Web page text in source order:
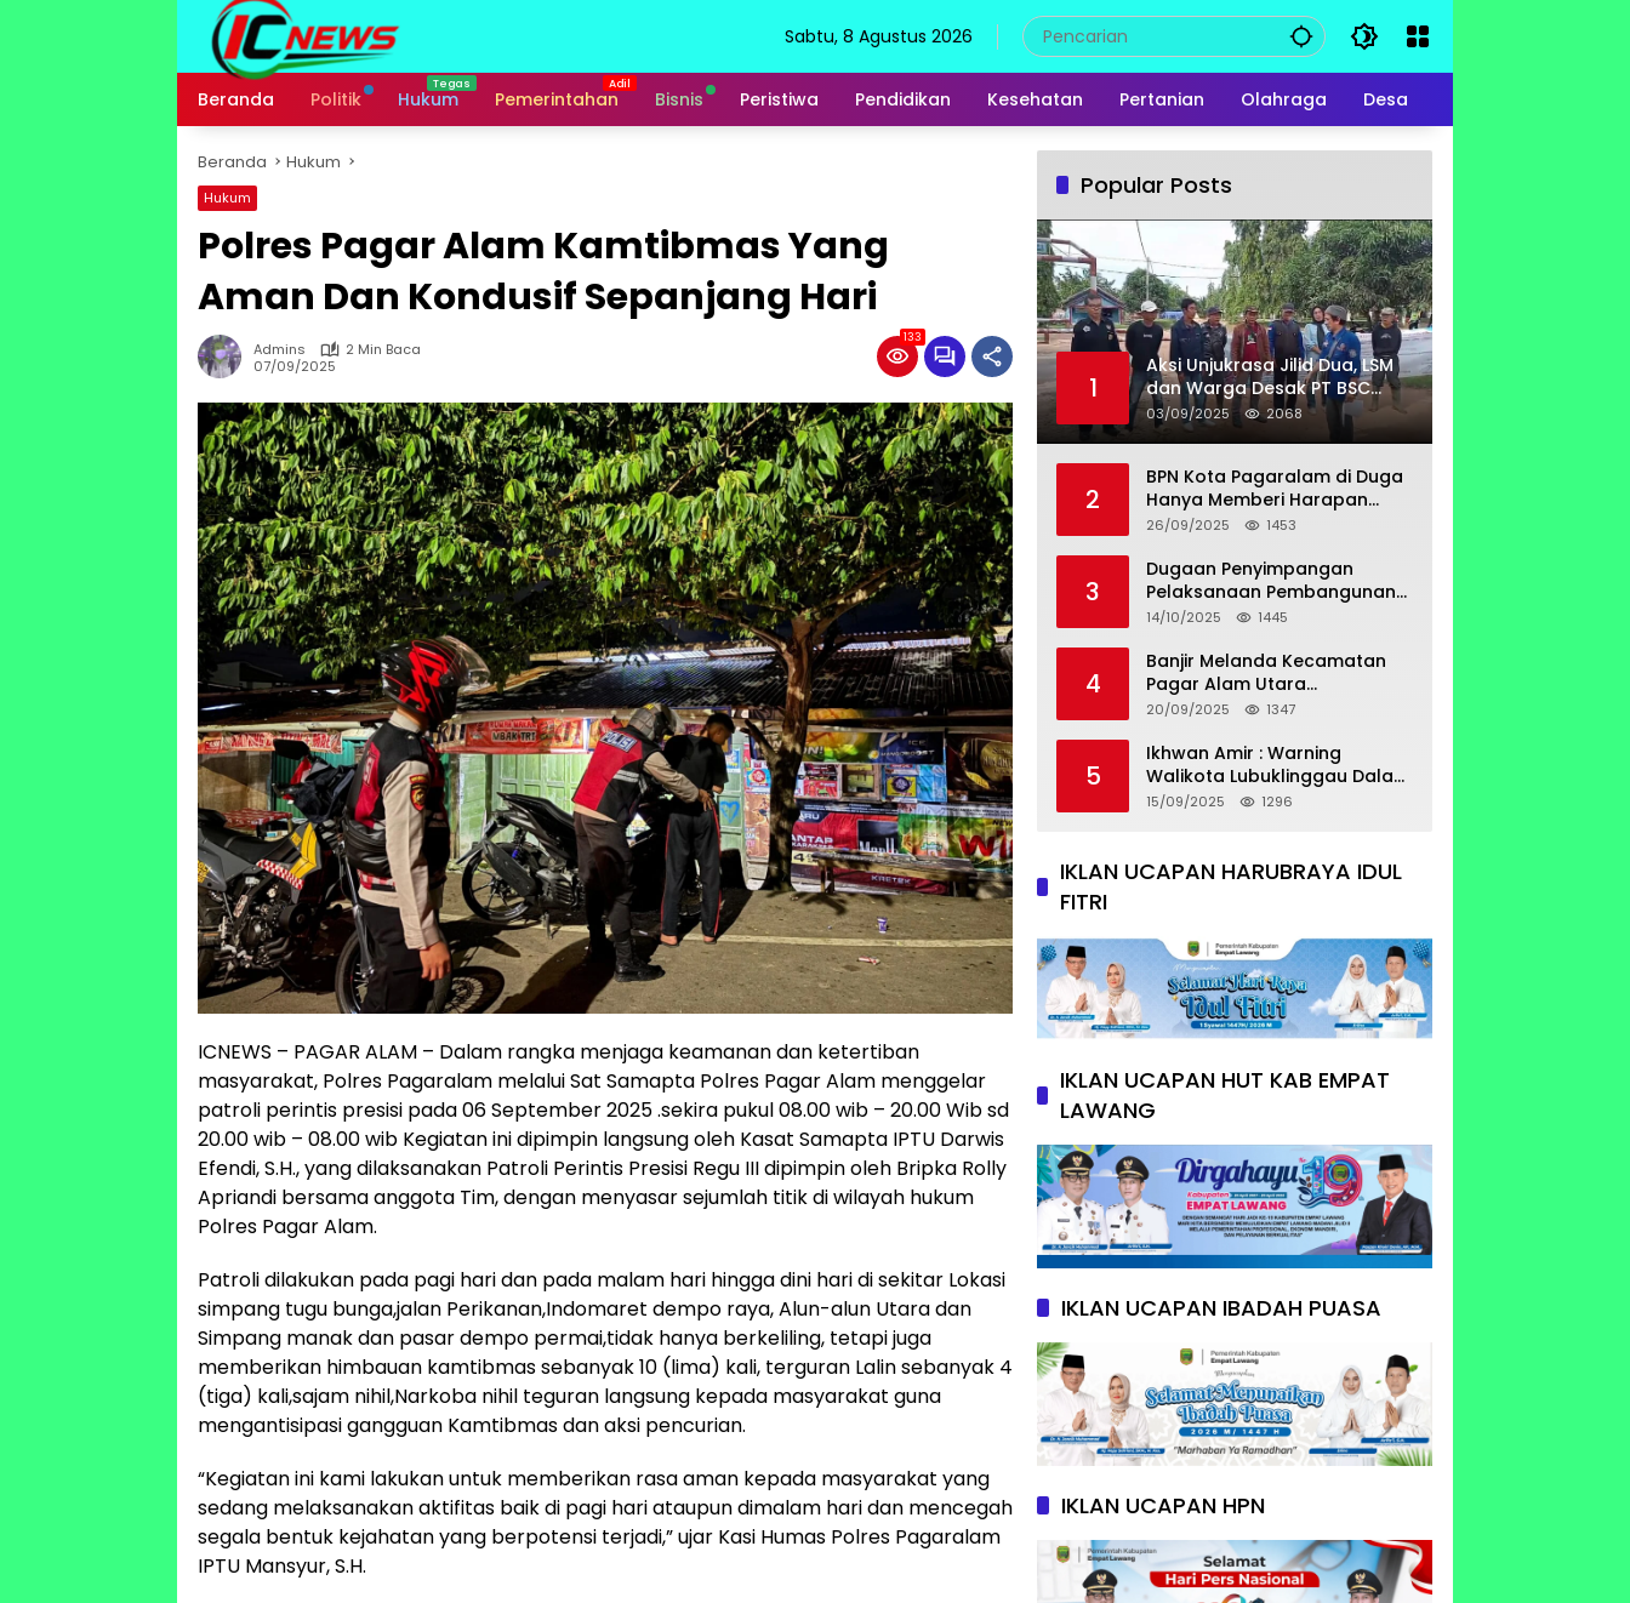
Sabtu, 8 Agustus 2026
Beranda Politik Hukum Pemerintahan Bisnis Peristiwa Pendidikan Kesehatan Pertanian Olahraga Desa
Beranda Hukum
Hukum
Polres Pagar Alam Kamtibmas Yang
Aman Dan Kondusif Sepanjang Hari
Admins
2 Min Baca
07/09/2025
133
ICNEWS – PAGAR ALAM – Dalam rangka menjaga keamanan dan ketertiban
masyarakat, Polres Pagaralam melalui Sat Samapta Polres Pagar Alam menggelar
patroli perintis presisi pada 06 September 2025 .sekira pukul 08.00 wib – 20.00 Wib sd
20.00 wib – 08.00 wib Kegiatan ini dipimpin langsung oleh Kasat Samapta IPTU Darwis
Efendi, S.H., yang dilaksanakan Patroli Perintis Presisi Regu III dipimpin oleh Bripka Rolly
Apriandi bersama anggota Tim, dengan menyasar sejumlah titik di wilayah hukum
Polres Pagar Alam.
Patroli dilakukan pada pagi hari dan pada malam hari hingga dini hari di sekitar Lokasi
simpang tugu bunga,jalan Perikanan,Indomaret dempo raya, Alun-alun Utara dan
Simpang manak dan pasar dempo permai,tidak hanya berkeliling, tetapi juga
memberikan himbauan kamtibmas sebanyak 10 (lima) kali, terguran Lalin sebanyak 4
(tiga) kali,sajam nihil,Narkoba nihil teguran langsung kepada masyarakat guna
mengantisipasi gangguan Kamtibmas dan aksi pencurian.
“Kegiatan ini kami lakukan untuk memberikan rasa aman kepada masyarakat yang
sedang melaksanakan aktifitas baik di pagi hari ataupun dimalam hari dan mencegah
segala bentuk kejahatan yang berpotensi terjadi,” ujar Kasi Humas Polres Pagaralam
IPTU Mansyur, S.H.
Popular Posts
1
Aksi Unjukrasa Jilid Dua, LSM
dan Warga Desak PT BSC
Bayar Lahan Milik Untung
Suropati
03/09/2025 2068
2
BPN Kota Pagaralam di Duga
Hanya Memberi Harapan
Kurang Tanggap Terkait
26/09/2025 1453
3
Dugaan Penyimpangan
Pelaksanaan Pembangunan
Prasarana Utilitas
14/10/2025 1445
4
Banjir Melanda Kecamatan
Pagar Alam Utara
Pemerintahan Luber Belum
20/09/2025 1347
5
Ikhwan Amir : Warning
Walikota Lubuklinggau Dalam
Pengangkatan Staf Khusus
15/09/2025 1296
IKLAN UCAPAN HARUBRAYA IDUL
FITRI
IKLAN UCAPAN HUT KAB EMPAT
LAWANG
IKLAN UCAPAN IBADAH PUASA
IKLAN UCAPAN HPN